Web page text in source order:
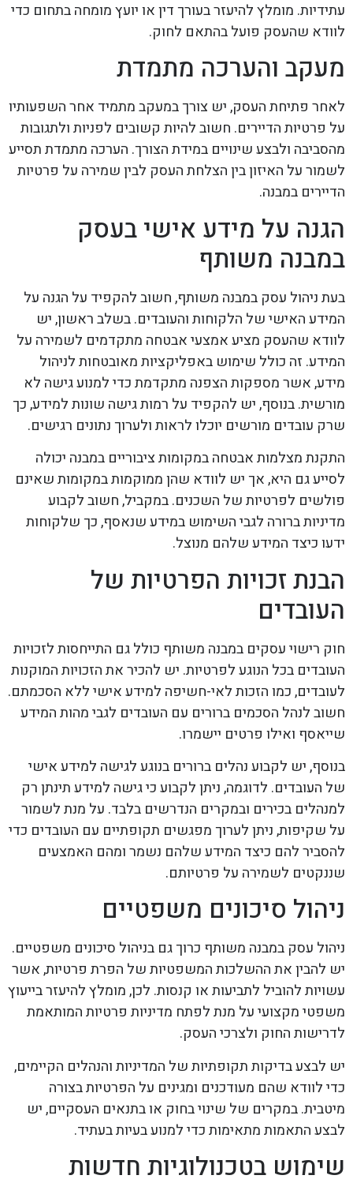
עתידיות. מומלץ להיעזר בעורך דין או יועץ מומחה בתחום כדי
לוודא שהעסק פועל בהתאם לחוק.
מעקב והערכה מתמדת
לאחר פתיחת העסק, יש צורך במעקב מתמיד אחר השפעותיו
על פרטיות הדיירים. חשוב להיות קשובים לפניות ולתגובות
מהסביבה ולבצע שינויים במידת הצורך. הערכה מתמדת תסייע
לשמור על האיזון בין הצלחת העסק לבין שמירה על פרטיות
הדיירים במבנה.
הגנה על מידע אישי בעסק
במבנה משותף
בעת ניהול עסק במבנה משותף, חשוב להקפיד על הגנה על
המידע האישי של הלקוחות והעובדים. בשלב ראשון, יש
לוודא שהעסק מציע אמצעי אבטחה מתקדמים לשמירה על
המידע. זה כולל שימוש באפליקציות מאובטחות לניהול
מידע, אשר מספקות הצפנה מתקדמת כדי למנוע גישה לא
מורשית. בנוסף, יש להקפיד על רמות גישה שונות למידע, כך
שרק עובדים מורשים יוכלו לראות ולערוך נתונים רגישים.
התקנת מצלמות אבטחה במקומות ציבוריים במבנה יכולה
לסייע גם היא, אך יש לוודא שהן ממוקמות במקומות שאינם
פולשים לפרטיות של השכנים. במקביל, חשוב לקבוע
מדיניות ברורה לגבי השימוש במידע שנאסף, כך שלקוחות
ידעו כיצד המידע שלהם מנוצל.
הבנת זכויות הפרטיות של
העובדים
חוק רישוי עסקים במבנה משותף כולל גם התייחסות לזכויות
העובדים בכל הנוגע לפרטיות. יש להכיר את הזכויות המוקנות
לעובדים, כמו הזכות לאי-חשיפה למידע אישי ללא הסכמתם.
חשוב לנהל הסכמים ברורים עם העובדים לגבי מהות המידע
שייאסף ואילו פרטים יישמרו.
בנוסף, יש לקבוע נהלים ברורים בנוגע לגישה למידע אישי
של העובדים. לדוגמה, ניתן לקבוע כי גישה למידע תינתן רק
למנהלים בכירים ובמקרים הנדרשים בלבד. על מנת לשמור
על שקיפות, ניתן לערוך מפגשים תקופתיים עם העובדים כדי
להסביר להם כיצד המידע שלהם נשמר ומהם האמצעים
שננקטים לשמירה על פרטיותם.
ניהול סיכונים משפטיים
ניהול עסק במבנה משותף כרוך גם בניהול סיכונים משפטיים.
יש להבין את ההשלכות המשפטיות של הפרת פרטיות, אשר
עשויות להוביל לתביעות או קנסות. לכן, מומלץ להיעזר בייעוץ
משפטי מקצועי על מנת לפתח מדיניות פרטיות המותאמת
לדרישות החוק ולצרכי העסק.
יש לבצע בדיקות תקופתיות של המדיניות והנהלים הקיימים,
כדי לוודא שהם מעודכנים ומגינים על הפרטיות בצורה
מיטבית. במקרים של שינוי בחוק או בתנאים העסקיים, יש
לבצע התאמות מתאימות כדי למנוע בעיות בעתיד.
שימוש בטכנולוגיות חדשות